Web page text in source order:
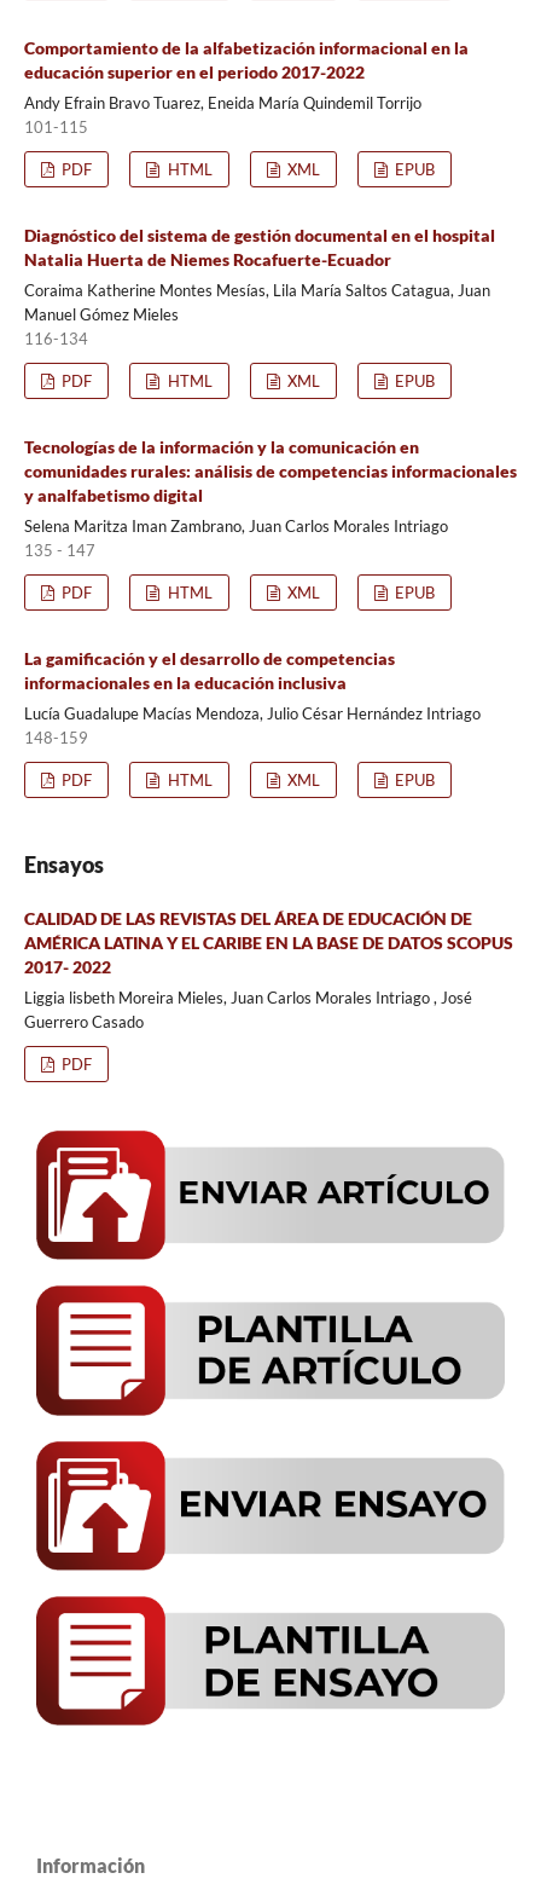
Comportamiento de la alfabetización informacional en la
educación superior en el periodo 2017-2022
Andy Efrain Bravo Tuarez, Eneida María Quindemil Torrijo
101-115
PDF HTML XML EPUB
Diagnóstico del sistema de gestión documental en el hospital
Natalia Huerta de Niemes Rocafuerte-Ecuador
Coraima Katherine Montes Mesías, Lila María Saltos Catagua, Juan
Manuel Gómez Mieles
116-134
PDF HTML XML EPUB
Tecnologías de la información y la comunicación en
comunidades rurales: análisis de competencias informacionales
y analfabetismo digital
Selena Maritza Iman Zambrano, Juan Carlos Morales Intriago
135 - 147
PDF HTML XML EPUB
La gamificación y el desarrollo de competencias
informacionales en la educación inclusiva
Lucía Guadalupe Macías Mendoza, Julio César Hernández Intriago
148-159
PDF HTML XML EPUB
Ensayos
CALIDAD DE LAS REVISTAS DEL ÁREA DE EDUCACIÓN DE
AMÉRICA LATINA Y EL CARIBE EN LA BASE DE DATOS SCOPUS
2017- 2022
Liggia lisbeth Moreira Mieles, Juan Carlos Morales Intriago , José
Guerrero Casado
PDF
Información